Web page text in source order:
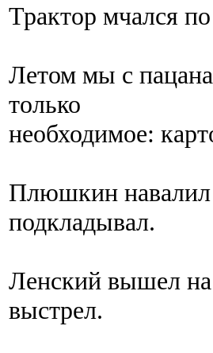
Трактор мчался
Летом мы с
только
необходимое:
Плюшкин навалил
подкладывал.
Ленский вышел на
выстрел.